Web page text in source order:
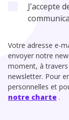
J’accepte
Votre adresse e-
envoyer notre
moment, à
newsletter. Pour
personnelles et
notre charte .